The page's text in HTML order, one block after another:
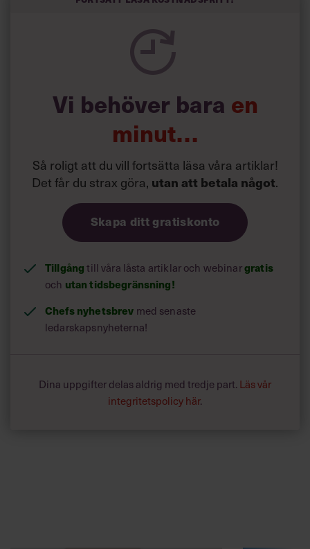
Vi behöver bara en
minut…
Så roligt att du vill fortsätta läsa våra artiklar!
Det får du strax göra, utan att betala något.
Skapa ditt gratiskonto
Tillgångtill våra låsta artiklar och webinargratis
och utan tidsbegränsning!
Chefs nyhetsbrev med senaste
ledarskapsnyheterna!
Dina uppgifter delas aldrig med tredje part. Läs vår
integritetspolicy här.